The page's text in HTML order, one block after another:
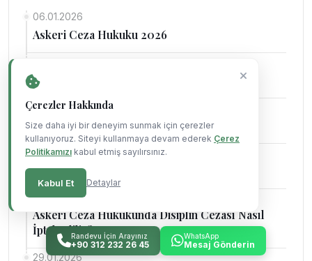
Randevu İçin Arayınız
+90 312 232 26 45
WhatsApp
Mesaj Gönderin
06.01.2026
Askeri Ceza Hukuku 2026
Askeri Ceza Kanunu Suçları
29.01.2026
Ankara Askeri Ceza Avukatı
29.01.2026
Ankara Asliye Ceza Avukatı
29.01.2026
Askeri Ceza Hukukunda Disiplin Cezası Nasıl
İptal Edilir?
29.01.2026
Çerezler Hakkında
Size daha iyi bir deneyim sunmak için çerezler
kullanıyoruz. Siteyi kullanmaya devam ederek Çerez
Politikamızı kabul etmiş sayılırsınız.
Kabul Et Detaylar